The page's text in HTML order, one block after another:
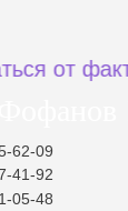
62-09
41-92
05-48